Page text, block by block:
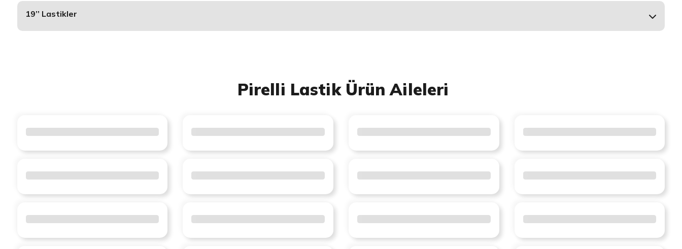
19’’ Lastikler
Pirelli Lastik Ürün Aileleri